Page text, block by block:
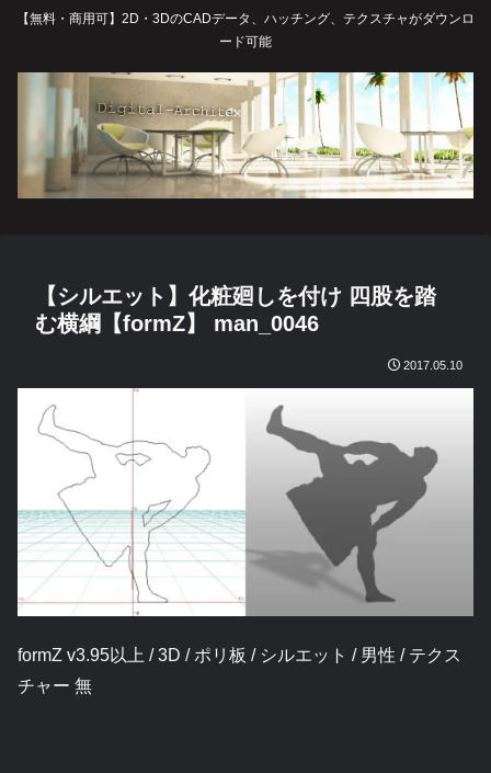
【無料・商用可】2D・3DのCADデータ、ハッチング、テクスチャがダウンロ
ード可能
【シルエット】化粧廻しを付け 四股を踏
む横綱【formZ】 man_0046
2017.05.10
formZ v3.95以上 / 3D / ポリ板 / シルエット / 男性 / テクス
チャー 無